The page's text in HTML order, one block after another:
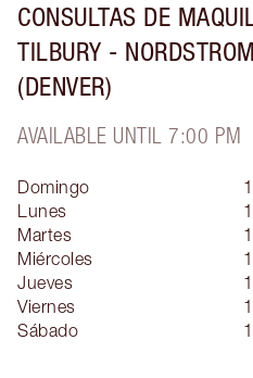
CONSULTAS DE
TILBURY -
(DENVER)
AVAILABLE UNTIL 7:00 PM
Domingo
Lunes
Martes
Miércoles
Jueves
Viernes
Sábado